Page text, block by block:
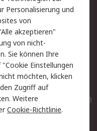
Batterien
Personalisierung und
von
akzeptieren"
von nicht-
Sie können Ihre
Einstellungen
möchten, klicken
Zugriff auf
Weitere
Cookie-Richtlinie.